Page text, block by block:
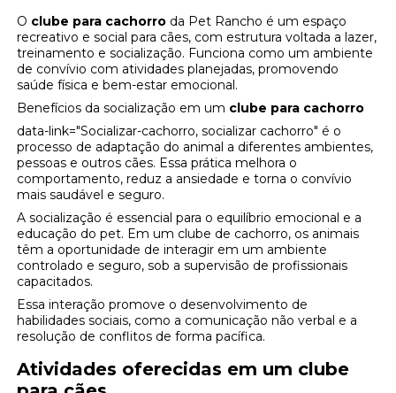
O clube para cachorro da Pet Rancho é um espaço
recreativo e social para cães, com estrutura voltada a lazer,
treinamento e socialização. Funciona como um ambiente
de convívio com atividades planejadas, promovendo
saúde física e bem-estar emocional.
Benefícios da socialização em um clube para cachorro
data-link="Socializar-cachorro, socializar cachorro" é o
processo de adaptação do animal a diferentes ambientes,
pessoas e outros cães. Essa prática melhora o
comportamento, reduz a ansiedade e torna o convívio
mais saudável e seguro.
A socialização é essencial para o equilíbrio emocional e a
educação do pet. Em um clube de cachorro, os animais
têm a oportunidade de interagir em um ambiente
controlado e seguro, sob a supervisão de profissionais
capacitados.
Essa interação promove o desenvolvimento de
habilidades sociais, como a comunicação não verbal e a
resolução de conflitos de forma pacífica.
Atividades oferecidas em um clube